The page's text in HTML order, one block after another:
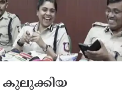
കുലുക്കിയ